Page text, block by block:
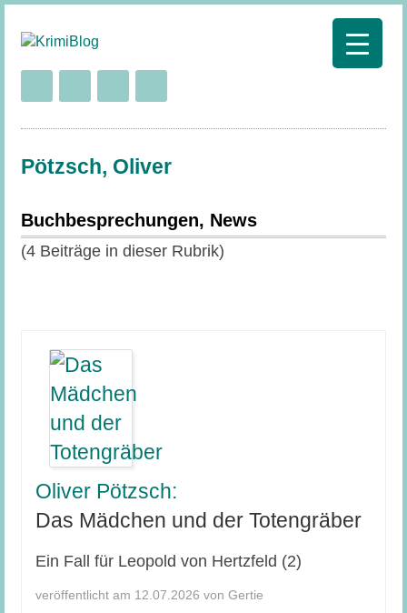
Pötzsch, Oliver
Buchbesprechungen, News
(4 Beiträge in dieser Rubrik)
Oliver Pötzsch:
Das Mädchen und der Totengräber
Ein Fall für Leopold von Hertzfeld (2)
veröffentlicht am 12.07.2026 von Gertie